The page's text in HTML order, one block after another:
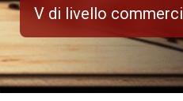
V di livello